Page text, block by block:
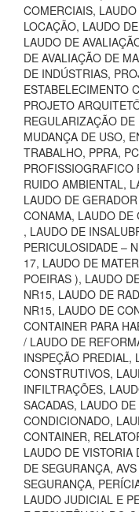
COMERCIAIS,
LOCAÇÃO, LAUDO
LAUDO DE
DE AVALIAÇÃO DE
DE INDÚSTRIAS,
ESTABELECIMENTO
PROJETO
REGULARIZAÇÃO
MUDANÇA DE USO,
TRABALHO, PPRA,
PROFISSIOGRAFICO
RUIDO AMBIENTAL,
LAUDO DE
CONAMA, LAUDO DE
, LAUDO DE
PERICULOSIDADE –
17, LAUDO DE
POEIRAS ), LAUDO
NR15, LAUDO DE
NR15, LAUDO DE
CONTAINER PARA
/ LAUDO DE
INSPEÇÃO PREDIAL,
CONSTRUTIVOS,
INFILTRAÇÕES,
SACADAS, LAUDO
CONDICIONADO,
CONTAINER,
LAUDO DE
DE SEGURANÇA,
SEGURANÇA,
LAUDO JUDICIAL E